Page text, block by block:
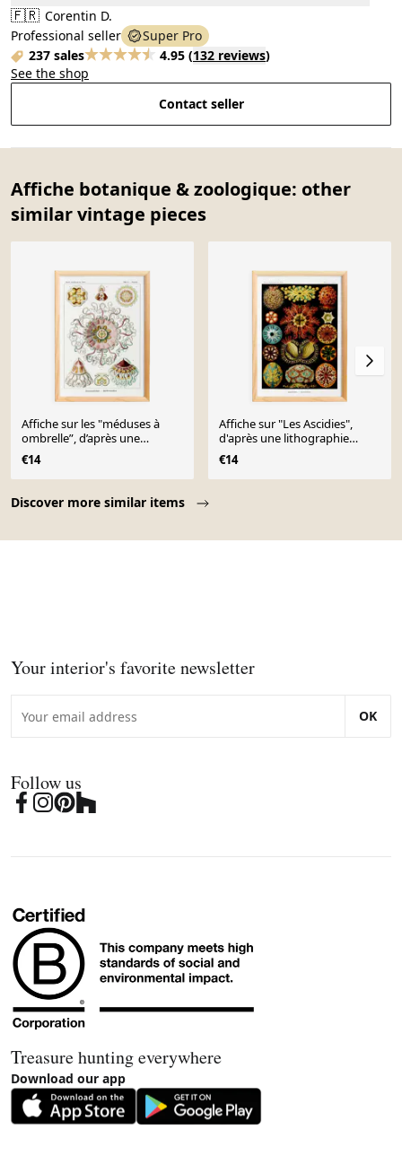
🇫🇷 Corentin D.
Professional seller
Super Pro
237 sales
4.95 (132 reviews)
See the shop
Contact seller
Affiche botanique & zoologique: other
similar vintage pieces
Discover more similar items
Affiche sur les "méduses à
ombrelle”, d’après une
lithographie ancienne
€14
Affiche sur "Les Ascidies",
d'après une lithographie
ancienne de 1904.
€14
Your interior's favorite newsletter
OK
Follow us
Treasure hunting everywhere
Download our app